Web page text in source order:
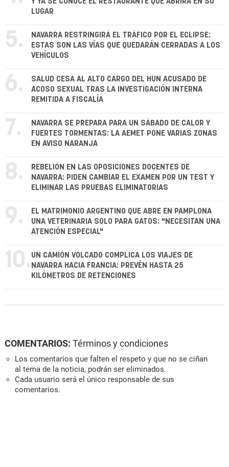
LUGAR
5.
NAVARRA RESTRINGIRÁ EL TRÁFICO POR EL ECLIPSE:
ESTAS SON LAS VÍAS QUE QUEDARÁN CERRADAS A LOS
VEHÍCULOS
6.
SALUD CESA AL ALTO CARGO DEL HUN ACUSADO DE
ACOSO SEXUAL TRAS LA INVESTIGACIÓN INTERNA
REMITIDA A FISCALÍA
7.
NAVARRA SE PREPARA PARA UN SÁBADO DE CALOR Y
FUERTES TORMENTAS: LA AEMET PONE VARIAS ZONAS
EN AVISO NARANJA
8.
REBELIÓN EN LAS OPOSICIONES DOCENTES DE
NAVARRA: PIDEN CAMBIAR EL EXAMEN POR UN TEST Y
ELIMINAR LAS PRUEBAS ELIMINATORIAS
9.
EL MATRIMONIO ARGENTINO QUE ABRE EN PAMPLONA
UNA VETERINARIA SOLO PARA GATOS: "NECESITAN UNA
ATENCIÓN ESPECIAL"
10. UN CAMIÓN VOLCADO COMPLICA LOS VIAJES DE
NAVARRA HACIA FRANCIA: PREVÉN HASTA 25
KILÓMETROS DE RETENCIONES
COMENTARIOS: Términos y condiciones
Los comentarios que falten el respeto y que no se ciñan
al tema de la noticia, podrán ser eliminados.
Cada usuario será el único responsable de sus
comentarios.